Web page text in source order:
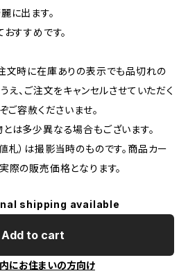
に出ます。
すすめです。
文時に在庫ありの表示でも品切れの
え、ご注文をキャンセルさせていただく
ご容赦くださいませ。
は多少異なる場合もございます。
）は撮影当時のものです。商品カー
際の販売価格となります。
shipping available
Add to cart
にお住まいの方向け